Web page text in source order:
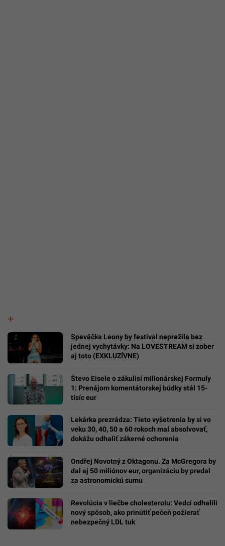
Speváčka Leony by festival neprežila bez
jednej vychytávky: Na LOVESTREAM si zober
aj toto (EXKLUZÍVNE)
Števo Eisele o zákulisí milionárskej Formuly
1: Prenájom komentátorskej búdky stál 15-
tisíc eur
Lekárka prezrádza: Tieto vyšetrenia by si vo
veku 30, 40, 50 a 60 rokoch mal absolvovať,
dokážu odhaliť zákerné ochorenia
Ondřej Novotný z Oktagonu. Za McGregora by
dal aj 50 miliónov eur, organizáciu by predal
za astronomickú sumu
Revolúcia v liečbe cholesterolu: Vedci odhalili
nový spôsob, ako prinútiť pečeň požierať
nebezpečný LDL tuk